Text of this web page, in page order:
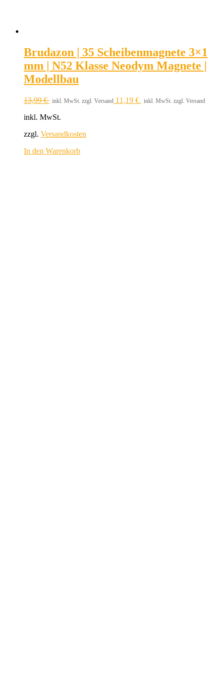
Brudazon | 35 Scheibenmagnete 3×1
mm | N52 Klasse Neodym Magnete |
Modellbau
13,99€ inkl. MwSt. zzgl. Versand 11,19 € inkl. MwSt. zzgl. Versand
inkl. MwSt.
zzgl. Versandkosten
In den Warenkorb